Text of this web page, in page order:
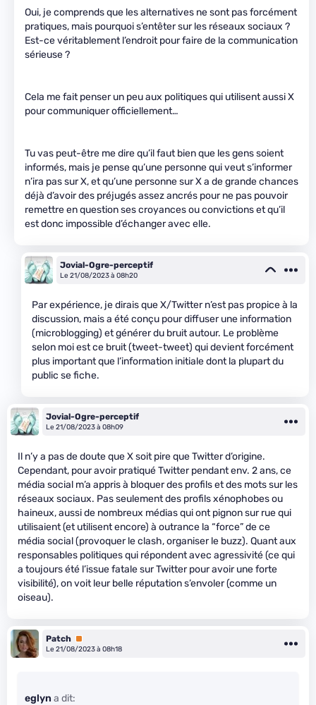
Oui, je comprends que les alternatives ne sont pas forcément
pratiques, mais pourquoi s’entêter sur les réseaux sociaux ?
Est-ce véritablement l’endroit pour faire de la communication
sérieuse ?
Cela me fait penser un peu aux politiques qui utilisent aussi X
pour communiquer officiellement…
Tu vas peut-être me dire qu’il faut bien que les gens soient
informés, mais je pense qu’une personne qui veut s’informer
n’ira pas sur X, et qu’une personne sur X a de grande chances
déjà d’avoir des préjugés assez ancrés pour ne pas pouvoir
remettre en question ses croyances ou convictions et qu’il
est donc impossible d’échanger avec elle.
Jovial-Ogre-perceptif
Le 21/08/2023 à 08h20
Par expérience, je dirais que X/Twitter n’est pas propice à la
discussion, mais a été conçu pour diffuser une information
(microblogging) et générer du bruit autour. Le problème
selon moi est ce bruit (tweet-tweet) qui devient forcément
plus important que l’information initiale dont la plupart du
public se fiche.
Jovial-Ogre-perceptif
Le 21/08/2023 à 08h09
Il n’y a pas de doute que X soit pire que Twitter d’origine.
Cependant, pour avoir pratiqué Twitter pendant env. 2 ans, ce
média social m’a appris à bloquer des profils et des mots sur les
réseaux sociaux. Pas seulement des profils xénophobes ou
haineux, aussi de nombreux médias qui ont pignon sur rue qui
utilisaient (et utilisent encore) à outrance la “force” de ce
média social (provoquer le clash, organiser le buzz). Quant aux
responsables politiques qui répondent avec agressivité (ce qui
a toujours été l’issue fatale sur Twitter pour avoir une forte
visibilité), on voit leur belle réputation s’envoler (comme un
oiseau).
Patch Premium
Le 21/08/2023 à 08h18
eglyn a dit: